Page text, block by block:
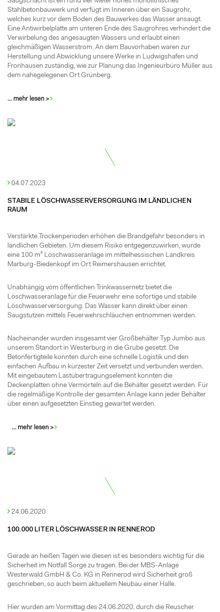
Stahlbetonbauwerk und verfügt im Inneren über ein Saugrohr,
welches kurz vor dem Boden des Bauwerkes das Wasser ansaugt.
Eine Antiwirbelplatte am unteren Ende des Saugrohres verhindert die
Verwirbelung des angesaugten Wassers und erlaubt einen
gleichmäßigen Wasserstrom. An dem Bauvorhaben waren zur
Herstellung und Abwicklung unsere Werke in Ludwigshafen und
Fronhausen zuständig, wie zur Planung das Ingenieurbüro Müller aus
dem nahegelegenen Ort Grünberg.
... mehr lesen >
04.07.2023
STABILE LÖSCHWASSERVERSORGUNG IM LÄNDLICHEN
RAUM
Verstärkte Trockenperioden erhöhen die Brandgefahr besonders in
ländlichen Gebieten. Um diesem Risiko entgegenzuwirken, wurde
eine 100 m³ Löschwasseranlage im mittelhessischen Landkreis
Marburg-Biedenkopf im Ort Reimershausen errichtet.
Unabhängig vom öffentlichen Trinkwassernetz bietet die
Löschwasseranlage für die Feuerwehr eine sofortige und stabile
Löschwasserversorgung. Das Wasser kann direkt über einen
Saugstutzen mittels Feuerwehrschläuchen entnommen werden.
Nacheinander wurden insgesamt vier Großbehälter Typ Jumbo aus
unserem Standort in Westerburg in die Grube gesetzt. Die
Betonfertigteile konnten durch eine schnelle Logistik und den
einfachen Aufbau in kürzester Zeit versetzt und verbunden werden.
Mit eingebautem Lastübertragungselement konnten die
Deckenplatten ohne Vermörteln auf die Behälter gesetzt werden. Für
die regelmäßige Kontrolle der gesamten Anlage kann jeder Behälter
über einen aufgesetzten Einstieg gewartet werden.
... mehr lesen >
24.06.2020
100.000 LITER LÖSCHWASSER IN RENNEROD
Gerade an heißen Tagen wie diesen ist es besonders wichtig für die
Sicherheit im Notfall Sorge zu tragen. Bei der MBS-Anlage
Westerwald GmbH & Co. KG in Rennerod wird Sicherheit groß
geschrieben, so auch beim aktuellem Neubau einer Halle.
Hier wurden am Vormittag des 24.06.2020, durch die Reuscher